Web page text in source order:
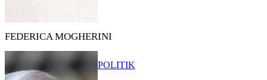
FEDERICA MOGHERINI
POLITIK